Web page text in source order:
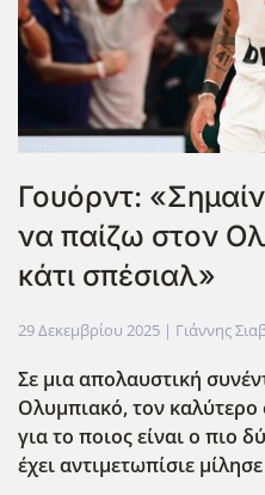
Γουόρντ:
να παίζω στον
κάτι σπέσιαλ»
29 Δεκεμβρίου 2025 | Γιάννης
Σε μια απολαυστική
Ολυμπιακό, τον καλύτερο
για το ποιος είναι ο πιο
έχει αντιμετωπίσιε